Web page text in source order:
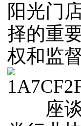
阳光门
择的重
权和监
座谈